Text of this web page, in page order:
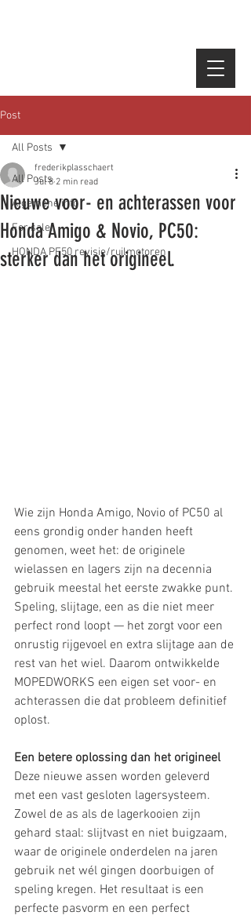
Post
All Posts
Algemene info
For sale!
HONDA PF50 revisie/ruilmotoren
All Posts
Nieuwe voor- en achterassen voor
Honda Amigo & Novio, PC50:
sterker dan het origineel.
frederikplasschaert
Jul 8 2 min read
Wie zijn Honda Amigo, Novio of PC50 al
eens grondig onder handen heeft
genomen, weet het: de originele
wielassen en lagers zijn na decennia
gebruik meestal het eerste zwakke punt.
Speling, slijtage, een as die niet meer
perfect rond loopt — het zorgt voor een
onrustig rijgevoel en extra slijtage aan de
rest van het wiel. Daarom ontwikkelde
MOPEDWORKS een eigen set voor- en
achterassen die dat probleem definitief
oplost.
Een betere oplossing dan het origineel
Deze nieuwe assen worden geleverd
met een vast gesloten lagersysteem.
Zowel de as als de lagerkooien zijn
gehard staal: slijtvast en niet buigzaam,
waar de originele onderdelen na jaren
gebruik net wél gingen doorbuigen of
speling kregen. Het resultaat is een
perfecte pasvorm en een perfect